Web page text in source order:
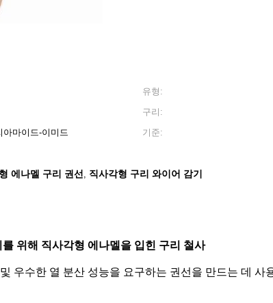
유형:
구리:
마이드-이미드 기준:
에나멜 구리 권선 , 직사각형 구리 와이어 감기
위해 직사각형 에나멜을 입힌 구리 철사
우수한 열 분산 성능을 요구하는 권선을 만드는 데 사